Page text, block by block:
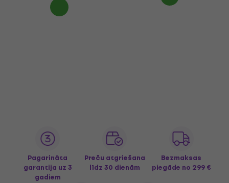
Pagarināta
garantija uz 3
gadiem
Preču atgriešana
līdz 30 dienām
Bezmaksas
piegāde no 299 €